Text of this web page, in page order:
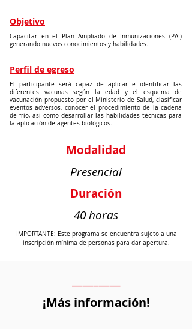
Objetivo
Capacitar en el Plan Ampliado de Inmunizaciones (PAI)
generando nuevos conocimientos y habilidades.
Perfil de egreso
El participante será capaz de aplicar e identificar las
diferentes vacunas según la edad y el esquema de
vacunación propuesto por el Ministerio de Salud, clasificar
eventos adversos, conocer el procedimiento de la cadena
de frío, así como desarrollar las habilidades técnicas para
la aplicación de agentes biológicos.
Modalidad
Presencial
Duración
40 horas
IMPORTANTE: Este programa se encuentra sujeto a una
inscripción mínima de personas para dar apertura.
¡Más información!